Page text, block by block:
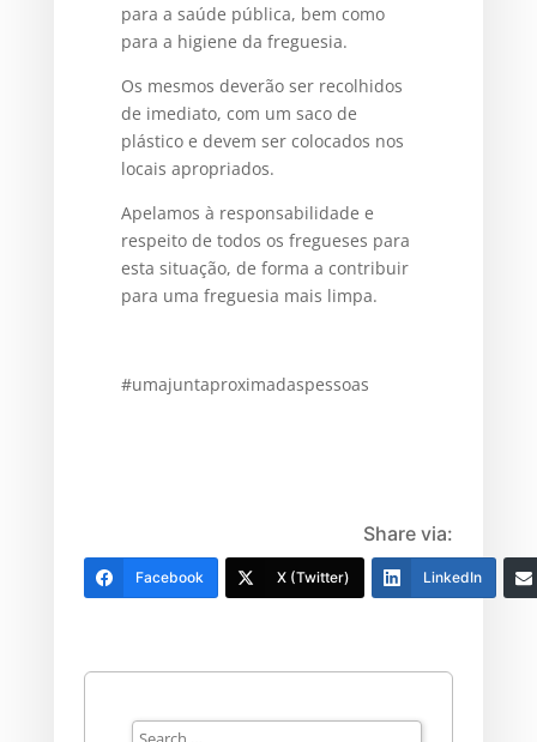
para a saúde pública, bem como
para a higiene da freguesia.
Os mesmos deverão ser recolhidos
de imediato, com um saco de
plástico e devem ser colocados nos
locais apropriados.
Apelamos à responsabilidade e
respeito de todos os fregueses para
esta situação, de forma a contribuir
para uma freguesia mais limpa.
#umajuntaproximadaspessoas
Share via:
Facebook X (Twitter) LinkedIn